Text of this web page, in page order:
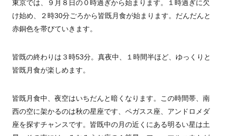
東京では、９月８日の０時過ぎから始まります。１時過ぎに欠
け始め、２時30分ごろから皆既月食が始まります。だんだんと
赤銅色を帯びていきます。
皆既の終わりは３時53分。真夜中、１時間半ほど、ゆっくりと
皆既月食が楽しめます。
皆既月食中、夜空はいちだんと暗くなります。この時間帯、南
西の空に架かるのは秋の星座です、ペガスス座、アンドロメダ
座を探すチャンスです。皆既中の月の近くにある明るい星は土